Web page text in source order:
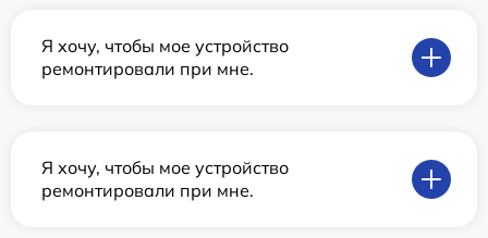
Я хочу, чтобы мое устройство
ремонтировали при мне.
Я хочу, чтобы мое устройство
ремонтировали при мне.